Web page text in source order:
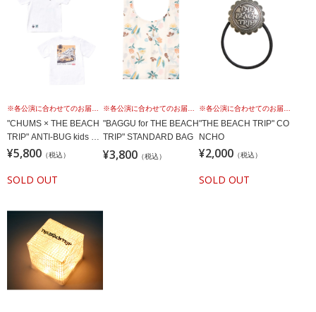
※各公演に合わせてのお届けではございませんこと、予めご理解の上、お買い求めください。
"CHUMS × THE BEACH
TRIP" ANTI-BUG kids TE
E
¥5,800 （税込）
SOLD OUT
※各公演に合わせてのお届けではございませんこと、予めご理解の上、お買い求めください。
"BAGGU for THE BEACH
TRIP" STANDARD BAG
¥3,800 （税込）
※各公演に合わせてのお届けではございませんこと、予めご理解の上、お買い求めください。
"THE BEACH TRIP" CO
NCHO
¥2,000 （税込）
SOLD OUT